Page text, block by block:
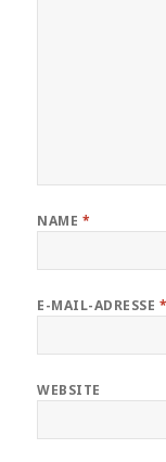
NAME *
E-MAIL-ADRESSE *
WEBSITE